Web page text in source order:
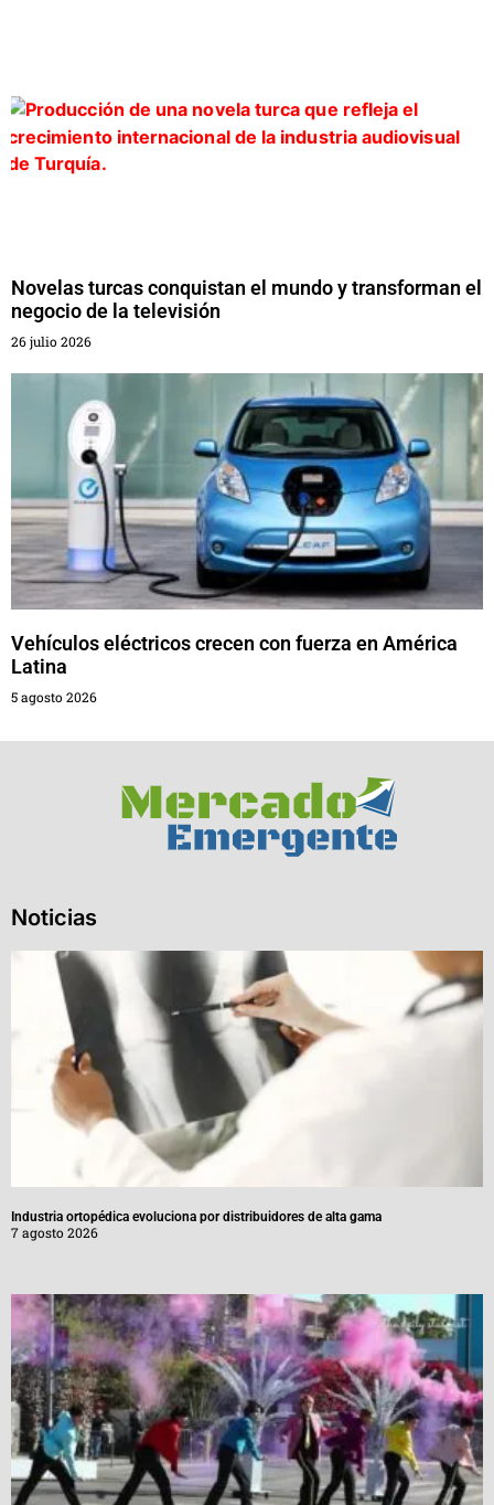
Novelas turcas conquistan el mundo y transforman el
negocio de la televisión
26 julio 2026
Vehículos eléctricos crecen con fuerza en América
Latina
5 agosto 2026
Noticias
Industria ortopédica evoluciona por distribuidores de alta gama
7 agosto 2026